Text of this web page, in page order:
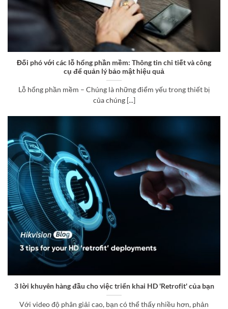
Đối phó với các lỗ hổng phần mềm: Thông tin chi tiết và công
cụ để quản lý bảo mật hiệu quả
Lỗ hổng phần mềm – Chúng là những điểm yếu trong thiết bị
của chúng [...]
3 lời khuyên hàng đầu cho việc triển khai HD 'Retrofit' của bạn
Với video độ phân giải cao, bạn có thể thấy nhiều hơn, phản